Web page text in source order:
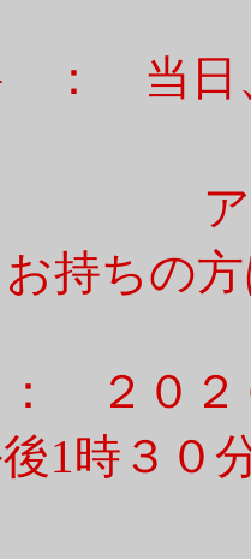
日、
キー
持ちの
２０
後1